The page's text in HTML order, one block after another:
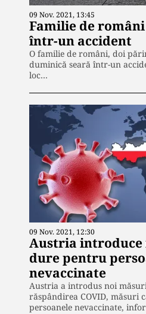
09 Nov. 2021, 13:45
Familie de
într-un accident
O familie de români, doi
duminică seară într-un
loc…
09 Nov. 2021, 12:30
Austria introduce
dure pentru
nevaccinate
Austria a introdus noi
răspândirea COVID, măsuri
persoanele nevaccinate,